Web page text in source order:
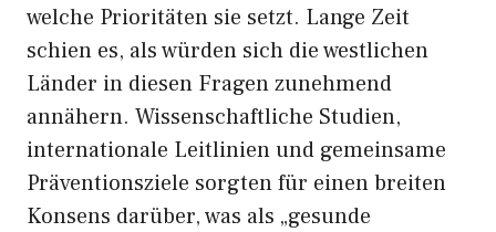
welche Prioritäten sie setzt. Lange Zeit
schien es, als würden sich die westlichen
Länder in diesen Fragen zunehmend
annähern. Wissenschaftliche Studien,
internationale Leitlinien und gemeinsame
Präventionsziele sorgten für einen breiten
Konsens darüber, was als „gesunde